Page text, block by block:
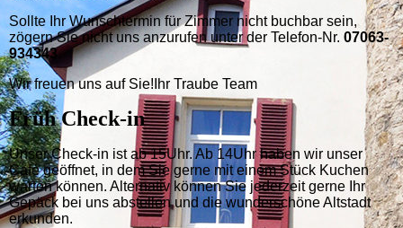
Sollte Ihr Wunschtermin für Zimmer nicht buchbar sein,
zögern Sie nicht uns anzurufen unter der Telefon-Nr. 07063-
934343.
Wir freuen uns auf Sie! Ihr Traube Team
Früh Check-in
Unser Check-in ist ab 15Uhr. Ab 14Uhr haben wir unser
Café geöffnet, in dem Sie gerne mit einem Stück Kuchen
warten können. Alternativ können Sie jederzeit gerne Ihr
Gepäck bei uns abstellen und die wunderschöne Altstadt
erkunden.